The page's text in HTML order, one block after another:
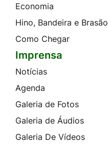
Economia
Hino, Bandeira e Brasão
Como Chegar
Imprensa
Notícias
Agenda
Galeria de Fotos
Galeria de Áudios
Galeria De Vídeos